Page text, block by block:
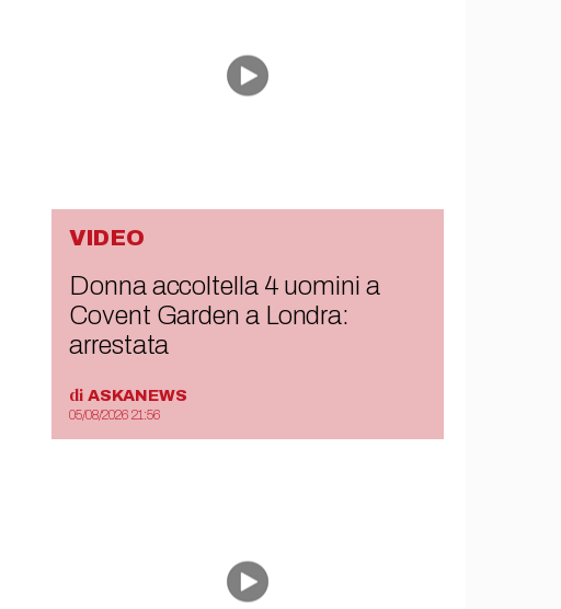
VIDEO
Donna accoltella 4 uomini a
Covent Garden a Londra:
arrestata
di ASKANEWS
05/08/2026 21:56